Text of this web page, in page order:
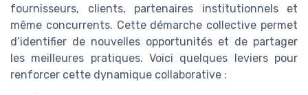
fournisseurs, clients, partenaires institutionnels et
même concurrents. Cette démarche collective permet
d’identifier de nouvelles opportunités et de partager
les meilleures pratiques. Voici quelques leviers pour
renforcer cette dynamique collaborative :